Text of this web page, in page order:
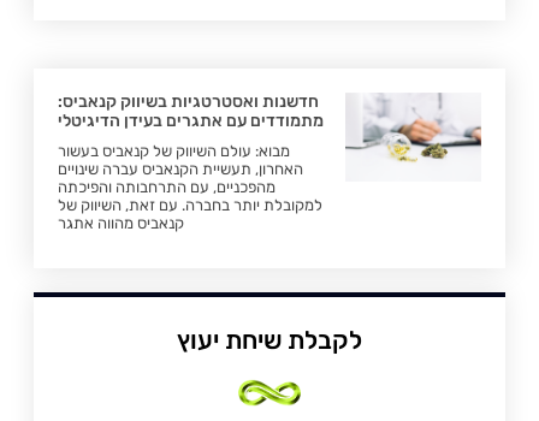
חדשנות ואסטרטגיות בשיווק קנאביס:
מתמודדים עם אתגרים בעידן הדיגיטלי
מבוא: עולם השיווק של קנאביס בעשור
האחרון, תעשיית הקנאביס עברה שינויים
מהפכניים, עם התרחבותה והפיכתה
למקובלת יותר בחברה. עם זאת, השיווק של
קנאביס מהווה אתגר
לקבלת שיחת יעוץ